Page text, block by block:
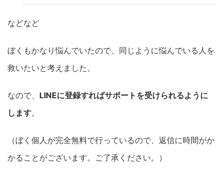
などなど
ぼくもかなり悩んでいたので、同じように悩んでいる人を
救いたいと考えました。
なので、 LINEに登録すればサポートを受けられるように
します。
（ぼく個人が完全無料で行っているので、返信に時間がか
かることがございます。ご了承ください。）